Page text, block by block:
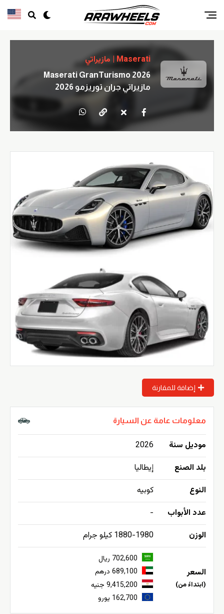
Maserati | مازيراتي
Maserati GranTurismo 2026
مازيراتي جران توريزمو 2026
إضافة للمقارنة
معلومات عامة عن السيارة
موديل سنة
2026
بلد الصنع
إيطاليا
النوع
كوبيه
عدد الأبواب
-
الوزن
1880-1980 كيلو جرام
السعر
(ابتداءً من)
702,600 ريال
689,100 درهم
9,415,200 جنيه
162,700 يورو